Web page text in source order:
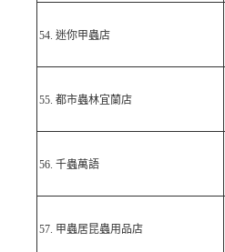
54. 迷你甲蟲店
55. 都市蟲林宜蘭店
56. 千蟲萬語
57. 甲蟲居昆蟲用品店